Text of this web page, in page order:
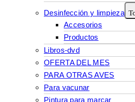
Desinfección y limpieza
Accesorios
Productos
Libros-dvd
OFERTA DEL MES
PARA OTRAS AVES
Para vacunar
Pintura para marcar